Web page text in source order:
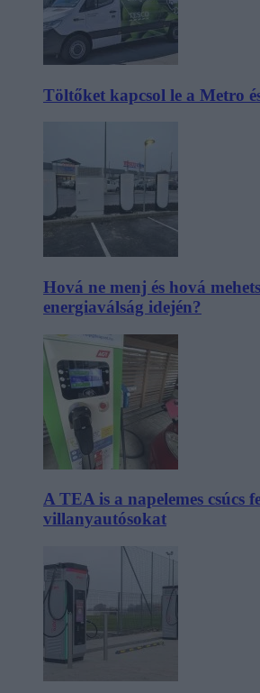
Töltőket kapcsol le a Metro
Hová ne menj és hová
energiaválság idején?
A TEA is a napelemes csúcs
villanyautósokat